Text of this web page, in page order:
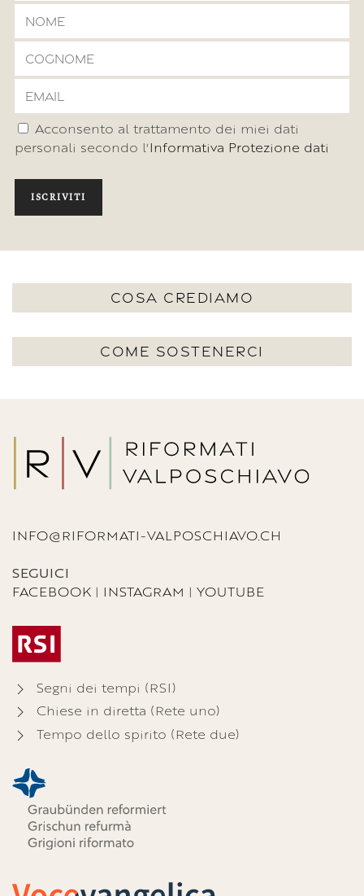
Acconsento al trattamento dei miei dati
personali secondo l'Informativa Protezione dati
ISCRIVITI
COSA CREDIAMO
COME SOSTENERCI
INFO@RIFORMATI-VALPOSCHIAVO.CH
SEGUICI
FACEBOOK | INSTAGRAM | YOUTUBE
Segni dei tempi (RSI)
Chiese in diretta (Rete uno)
Tempo dello spirito (Rete due)